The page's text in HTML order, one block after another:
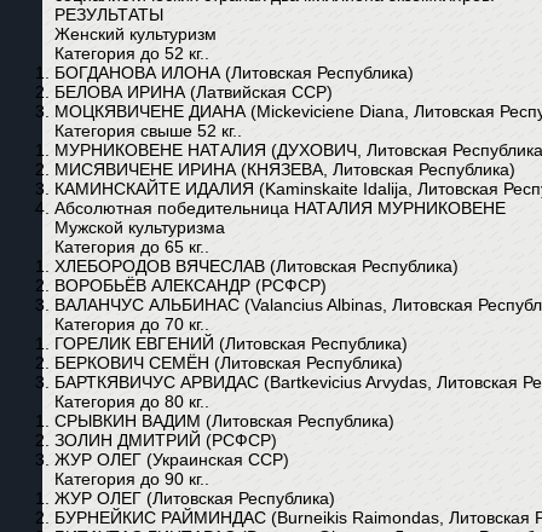
РЕЗУЛЬТАТЫ
Женский культуризм
Категория до 52 кг..
БОГДАНОВА ИЛОНА (Литовская Республика)
БЕЛОВА ИРИНА (Латвийская ССР)
МОЦКЯВИЧЕНЕ ДИАНА (Mickeviciene Diana, Литовская
Категория свыше 52 кг..
МУРНИКОВЕНЕ НАТАЛИЯ (ДУХОВИЧ, Литовская
МИСЯВИЧЕНЕ ИРИНА (КНЯЗЕВА, Литовская Республика)
КАМИНСКАЙТЕ ИДАЛИЯ (Kaminskaite Idalija, Литовская
Абсолютная победительница НАТАЛИЯ МУРНИКОВЕНЕ
Мужской культуризма
Категория до 65 кг..
ХЛЕБОРОДОВ ВЯЧЕСЛАВ (Литовская Республика)
ВОРОБЬЁВ АЛЕКСАНДР (РСФСР)
ВАЛАНЧУС АЛЬБИНАС (Valancius Albinas, Литовская
Категория до 70 кг..
ГОРЕЛИК ЕВГЕНИЙ (Литовская Республика)
БЕРКОВИЧ СЕМЁН (Литовская Республика)
БАРТКЯВИЧУС АРВИДАС (Bartkevicius Arvydas, Литовская
Категория до 80 кг..
СРЫВКИН ВАДИМ (Литовская Республика)
ЗОЛИН ДМИТРИЙ (РСФСР)
ЖУР ОЛЕГ (Украинская ССР)
Категория до 90 кг..
ЖУР ОЛЕГ (Литовская Республика)
БУРНЕЙКИС РАЙМИНДАС (Burneikis Raimondas, Литовская